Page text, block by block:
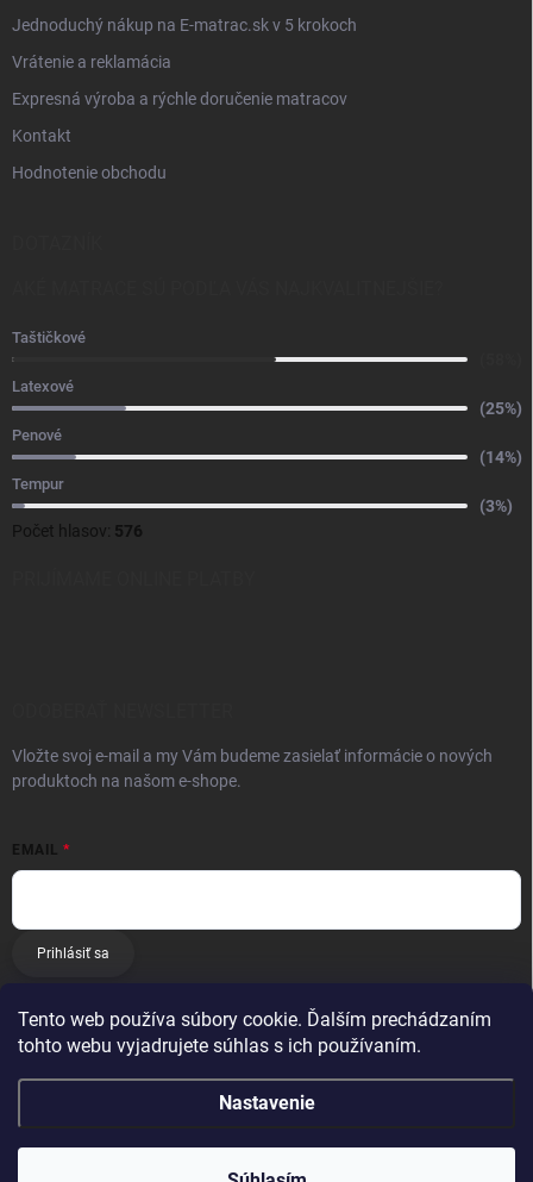
Tento web používa súbory cookie. Ďalším prechádzaním
tohto webu vyjadrujete súhlas s ich používaním.
Nastavenie
Jednoduchý nákup na E-matrac.sk v 5 krokoch
Vrátenie a reklamácia
Expresná výroba a rýchle doručenie matracov
Kontakt
Hodnotenie obchodu
Taštičkové
Latexové
(25%)
Penové
(14%)
Tempur
(3%)
Počet hlasov: 576
Vložte svoj e-mail a my Vám budeme zasielať informácie o nových
produktoch na našom e-shope.
EMAIL
Prihlásiť sa
E-matrac.sk . Všetky práva vyhradené.